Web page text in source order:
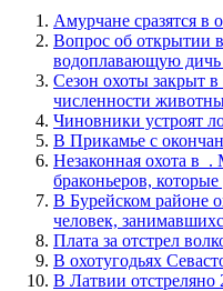
Амурчане сразятся в
Вопрос об открытии
водоплавающую дичь
Сезон охоты закрыт
численности
Чиновники устроят
В Прикамье с
Незаконная охота в
браконьеров,
В Бурейском районе
человек,
Плата за отстрел
В охотугодьях
В Латвии отстреляно